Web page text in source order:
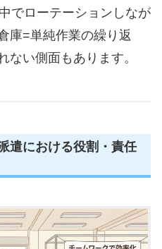
でローテーションしなが
庫=単純作業の繰り返
ない側面もあります。
遣における役割・責任